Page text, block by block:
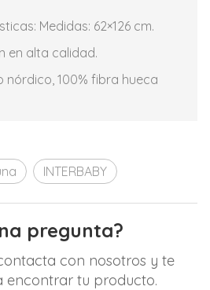
Medidas: 62×126 cm.
en alta calidad.
nórdico, 100% fibra hueca
INTERBABY
pregunta?
con nosotros y te
encontrar tu producto.